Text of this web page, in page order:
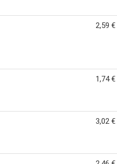
2,59 €
1,74 €
3,02 €